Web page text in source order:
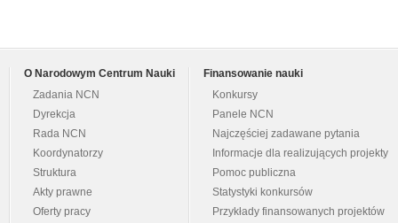
O Narodowym Centrum Nauki
Zadania NCN
Dyrekcja
Rada NCN
Koordynatorzy
Struktura
Akty prawne
Oferty pracy
Finansowanie nauki
Konkursy
Panele NCN
Najczęściej zadawane pytania
Informacje dla realizujących projekty
Pomoc publiczna
Statystyki konkursów
Przykłady finansowanych projektów